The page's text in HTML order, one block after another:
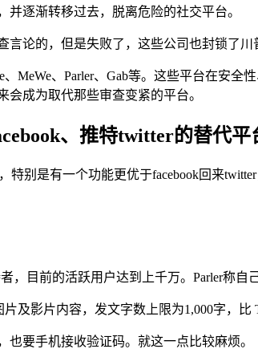
逐渐转移过去，脱离危险的社交平台。
论的，但是失败了，这些公司也封锁了
MeWe、Parler、Gab等。这些平台在安
成为取代那些审查变紧的平台。
、推特twitter的替代平
别是有一个功能更优于facebook回来
，目前的活跃用户达到上千万。Parler称自
及影片内容，发文字数上限为1,000字，比
要手机接收验证码。就这一点比较麻烦。